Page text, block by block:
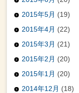
2015年5月 (19)
2015年4月 (22)
2015年3月 (21)
2015年2月 (20)
2015年1月 (20)
2014年12月 (18)